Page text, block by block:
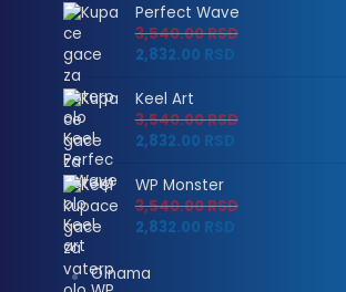
Perfect Wave
3,540.00RSD
2,832.00 RSD
Keel Art
3,540.00RSD
2,832.00 RSD
WP Monster
3,540.00RSD
2,832.00 RSD
O nama